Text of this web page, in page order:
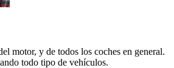
motor, y de todos los coches en general.
todo tipo de vehículos.